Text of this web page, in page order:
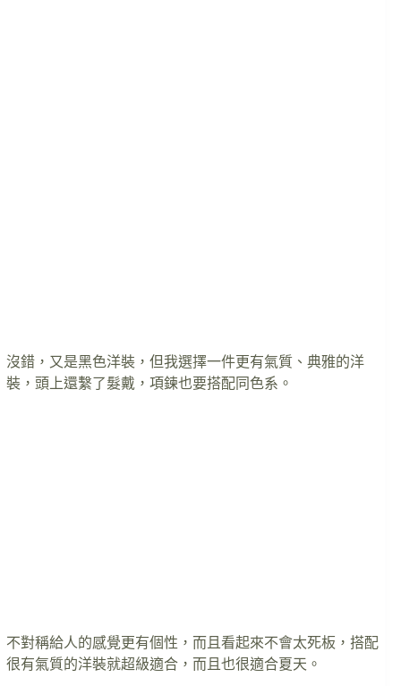
沒錯，又是黑色洋裝，但我選擇一件更有氣質、典雅的洋
裝，頭上還繫了髮戴，項鍊也要搭配同色系。
不對稱給人的感覺更有個性，而且看起來不會太死板，搭配
很有氣質的洋裝就超級適合，而且也很適合夏天。